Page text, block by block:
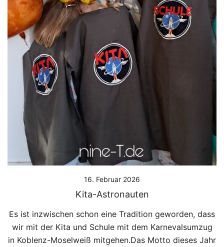
16. Februar 2026
Kita-Astronauten
Es ist inzwischen schon eine Tradition geworden, dass
wir mit der Kita und Schule mit dem Karnevalsumzug
in Koblenz-Moselweiß mitgehen.Das Motto dieses Jahr